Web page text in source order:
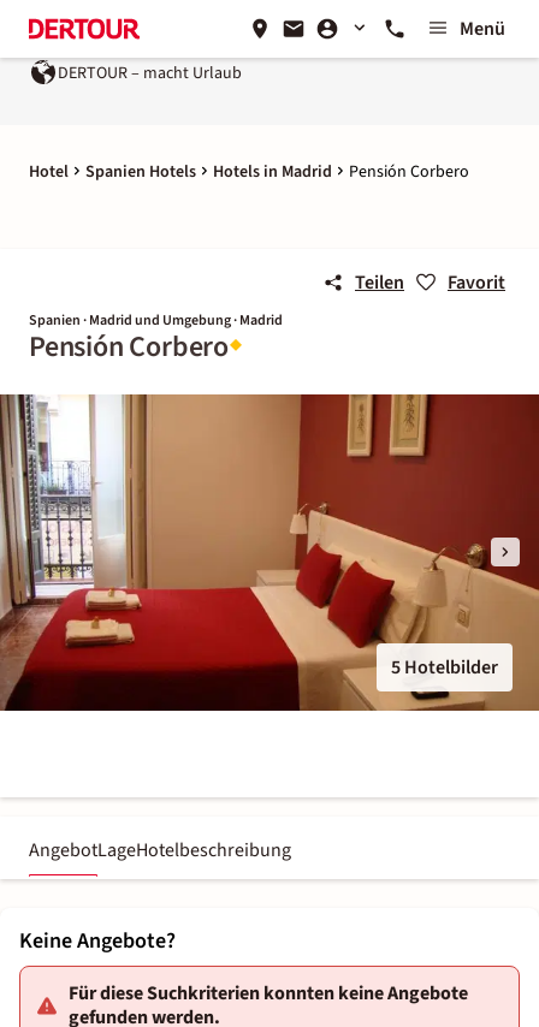
Menü
DERTOUR – macht Urlaub
Hotel Spanien Hotels Hotels in Madrid Pensión Corbero
Teilen Favorit
Spanien · Madrid und Umgebung · Madrid
Pensión Corbero
5 Hotelbilder
AngebotLageHotelbeschreibung
Keine Angebote?
Für diese Suchkriterien konnten keine Angebote
gefunden werden.